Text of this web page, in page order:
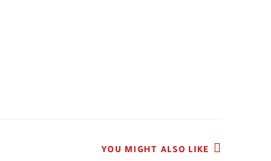
YOU MIGHT ALSO LIKE